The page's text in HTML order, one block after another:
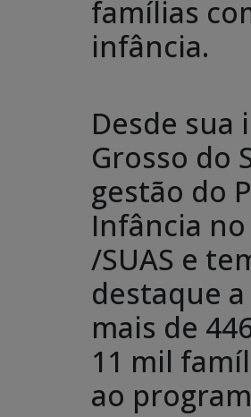
famílias
infância.
Desde sua
Grosso do
gestão do
Infância
/SUAS e
destaque
mais de
11 mil
ao